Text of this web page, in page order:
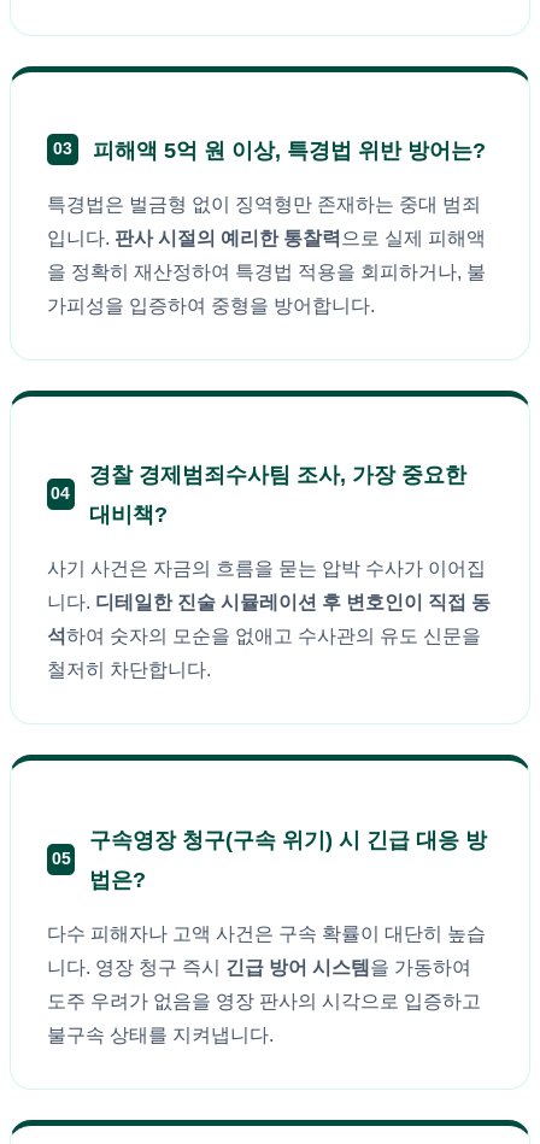
03 피해액 5억 원 이상, 특경법 위반 방어는?
특경법은 벌금형 없이 징역형만 존재하는 중대 범죄
입니다. 판사 시절의 예리한 통찰력 으로 실제 피해액
을 정확히 재산정하여 특경법 적용을 회피하거나, 불
가피성을 입증하여 중형을 방어합니다.
04
경찰 경제범죄수사팀 조사, 가장 중요한
대비책?
사기 사건은 자금의 흐름을 묻는 압박 수사가 이어집
니다. 디테일한 진술 시뮬레이션 후 변호인이 직접 동
석하여 숫자의 모순을 없애고 수사관의 유도 신문을
철저히 차단합니다.
05
구속영장 청구(구속 위기) 시 긴급 대응 방
법은?
다수 피해자나 고액 사건은 구속 확률이 대단히 높습
니다. 영장 청구 즉시 긴급 방어 시스템 을 가동하여
도주 우려가 없음을 영장 판사의 시각으로 입증하고
불구속 상태를 지켜냅니다.